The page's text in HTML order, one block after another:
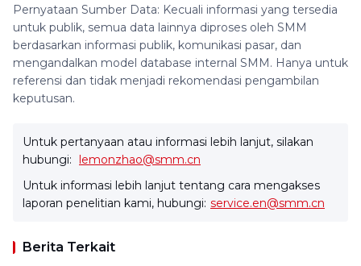
Pernyataan Sumber Data: Kecuali informasi yang tersedia
untuk publik, semua data lainnya diproses oleh SMM
berdasarkan informasi publik, komunikasi pasar, dan
mengandalkan model database internal SMM. Hanya untuk
referensi dan tidak menjadi rekomendasi pengambilan
keputusan.
Untuk pertanyaan atau informasi lebih lanjut, silakan
hubungi: lemonzhao@smm.cn
Untuk informasi lebih lanjut tentang cara mengakses
laporan penelitian kami, hubungi: service.en@smm.cn
Berita Terkait